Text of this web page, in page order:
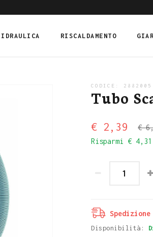
IDRAULICA RISCALDAMENTO
CODICE: 2882005
Tubo
€
€ 2,39
Risparmi € 4,31
Disponibilità: